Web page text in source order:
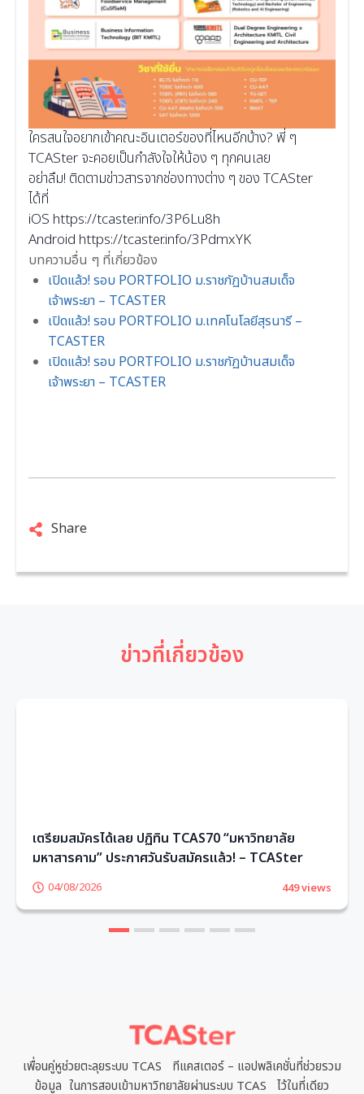
ใครสนใจอยากเข้าคณะอินเตอร์ของที่ไหนอีกบ้าง? พี่ ๆ
TCASter จะคอยเป็นกำลังใจให้น้อง ๆ ทุกคนเลย
อย่าลืม! ติดตามข่าวสารจากช่องทางต่าง ๆ ของ TCASter
ได้ที่
iOS https://tcaster.info/3P6Lu8h
Android https://tcaster.info/3PdmxYK
บทความอื่น ๆ ที่เกี่ยวข้อง
เปิดแล้ว! รอบ PORTFOLIO ม.ราชภัฏบ้านสมเด็จ
เจ้าพระยา – TCASTER
เปิดแล้ว! รอบ PORTFOLIO ม.เทคโนโลยีสุรนารี –
TCASTER
เปิดแล้ว! รอบ PORTFOLIO ม.ราชภัฏบ้านสมเด็จ
เจ้าพระยา – TCASTER
Share
ข่าวที่เกี่ยวข้อง
เตรียมสมัครได้เลย ปฏิทิน TCAS70 “มหาวิทยาลัย
มหาสารคาม” ประกาศวันรับสมัครแล้ว! – TCASter
04/08/2026 449 views
3 4 5 6
เพื่อนคู่หูช่วยตะลุยระบบ TCAS ทีแคสเตอร์ – แอปพลิเคชั่นที่ช่วยรวม
ข้อมูล ในการสอบเข้ามหาวิทยาลัยผ่านระบบ TCAS ไว้ในที่เดียว